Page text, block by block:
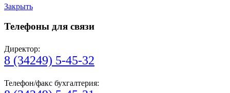
Закрыть
Телефоны для связи
Директор:
8 (34249) 5-45-32
Телефон/факс бухгалтерия: